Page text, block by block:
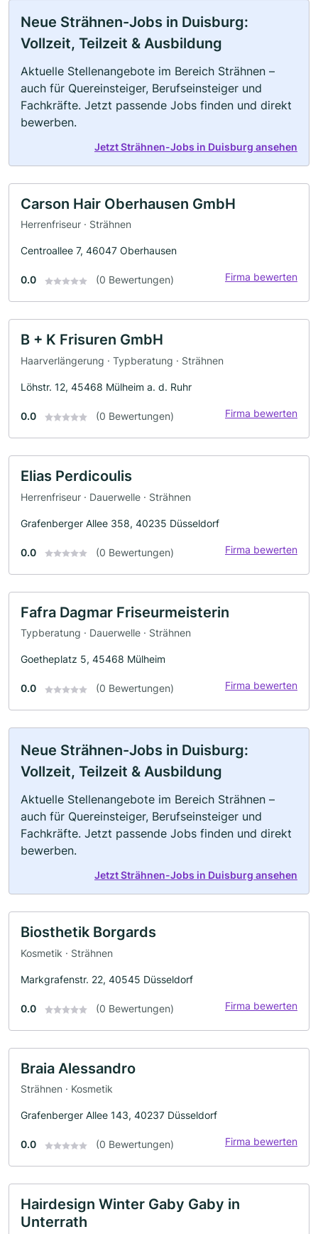
Neue Strähnen-Jobs in Duisburg:
Vollzeit, Teilzeit & Ausbildung
Aktuelle Stellenangebote im Bereich Strähnen –
auch für Quereinsteiger, Berufseinsteiger und
Fachkräfte. Jetzt passende Jobs finden und direkt
bewerben.
Jetzt Strähnen-Jobs in Duisburg ansehen
Carson Hair Oberhausen GmbH
Herrenfriseur · Strähnen
Centroallee 7, 46047 Oberhausen
0.0 (0 Bewertungen) Firma bewerten
B + K Frisuren GmbH
Haarverlängerung · Typberatung · Strähnen
Löhstr. 12, 45468 Mülheim a. d. Ruhr
0.0 (0 Bewertungen) Firma bewerten
Elias Perdicoulis
Herrenfriseur · Dauerwelle · Strähnen
Grafenberger Allee 358, 40235 Düsseldorf
0.0 (0 Bewertungen) Firma bewerten
Fafra Dagmar Friseurmeisterin
Typberatung · Dauerwelle · Strähnen
Goetheplatz 5, 45468 Mülheim
0.0 (0 Bewertungen) Firma bewerten
Neue Strähnen-Jobs in Duisburg:
Vollzeit, Teilzeit & Ausbildung
Aktuelle Stellenangebote im Bereich Strähnen –
auch für Quereinsteiger, Berufseinsteiger und
Fachkräfte. Jetzt passende Jobs finden und direkt
bewerben.
Jetzt Strähnen-Jobs in Duisburg ansehen
Biosthetik Borgards
Kosmetik · Strähnen
Markgrafenstr. 22, 40545 Düsseldorf
0.0 (0 Bewertungen) Firma bewerten
Braia Alessandro
Strähnen · Kosmetik
Grafenberger Allee 143, 40237 Düsseldorf
0.0 (0 Bewertungen) Firma bewerten
Hairdesign Winter Gaby Gaby in
Unterrath